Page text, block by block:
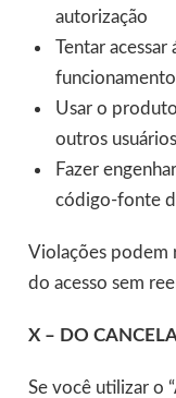
autorização
Tentar
Usar o
outros
Fazer
código-fonte
Violações podem
do acesso sem
X – DO
Se você utilizar o